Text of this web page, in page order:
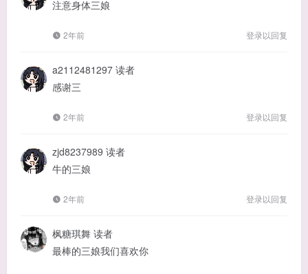
注意身体三娘
2年前 登录以回复
a2112481297 读者
感谢三
2年前 登录以回复
zjd8237989 读者
牛的三娘
2年前 登录以回复
枫糖琪舞 读者
最棒的三娘我们喜欢你